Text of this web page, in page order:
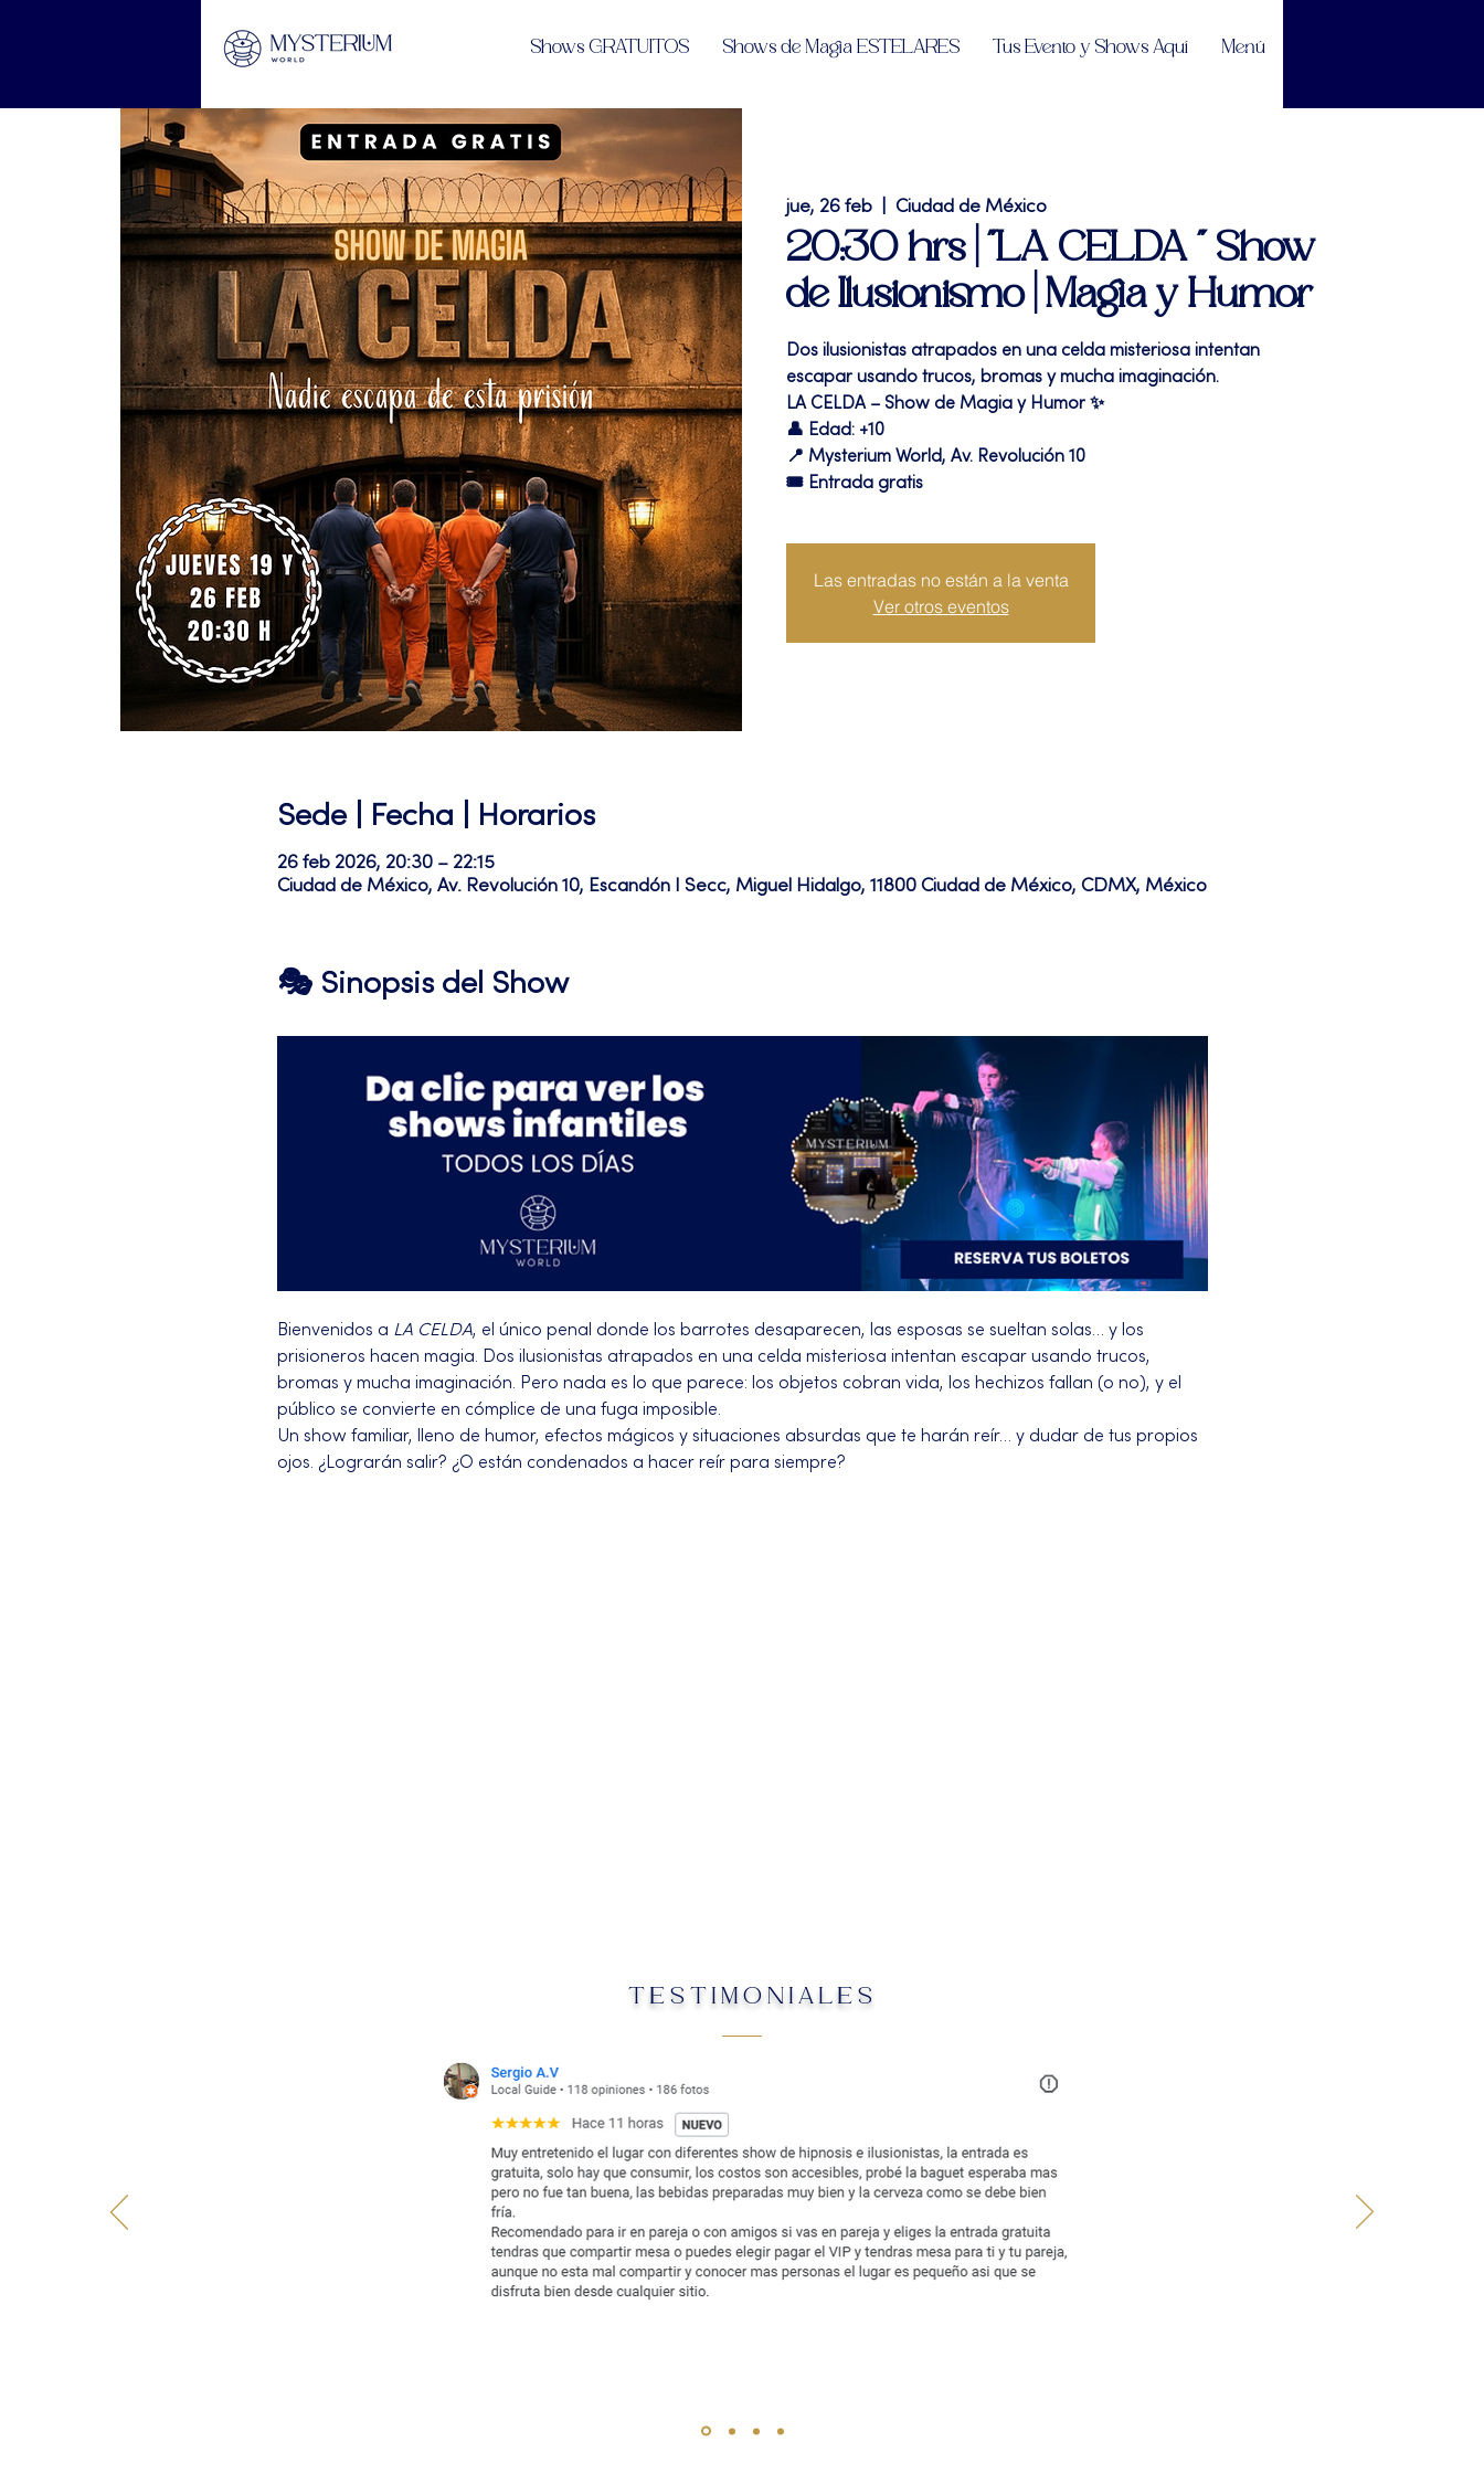
Shows GRATUITOS Shows de Magia ESTELARES Tus Evento y Shows Aquí Menú
jue, 26 feb Ciudad de México
20:30 hrs | "LA CELDA " Show
de Ilusionismo | Magia y Humor
Dos ilusionistas atrapados en una celda misteriosa intentan
escapar usando trucos, bromas y mucha imaginación.
LA CELDA – Show de Magia y Humor ✨
👤 Edad: +10
📍 Mysterium World, Av. Revolución 10
🎟️ Entrada gratis
Las entradas no están a la venta
Ver otros eventos
Sede | Fecha | Horarios
26 feb 2026, 20:30 – 22:15
Ciudad de México, Av. Revolución 10, Escandón I Secc, Miguel Hidalgo, 11800 Ciudad de México, CDMX, México
🎭 Sinopsis del Show
Bienvenidos a LA CELDA, el único penal donde los barrotes desaparecen, las esposas se sueltan solas… y los
prisioneros hacen magia. Dos ilusionistas atrapados en una celda misteriosa intentan escapar usando trucos,
bromas y mucha imaginación. Pero nada es lo que parece: los objetos cobran vida, los hechizos fallan (o no), y el
público se convierte en cómplice de una fuga imposible.
Un show familiar, lleno de humor, efectos mágicos y situaciones absurdas que te harán reír… y dudar de tus propios
ojos. ¿Lograrán salir? ¿O están condenados a hacer reír para siempre?
TESTIMONIALES